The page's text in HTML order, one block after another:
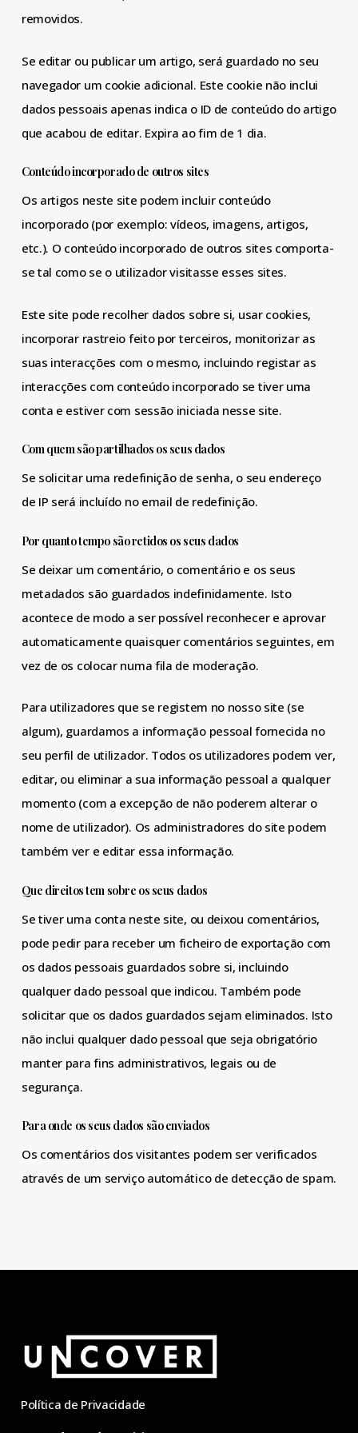
removidos.
Se editar ou publicar um artigo, será guardado no seu
navegador um cookie adicional. Este cookie não inclui
dados pessoais apenas indica o ID de conteúdo do artigo
que acabou de editar. Expira ao fim de 1 dia.
Conteúdo incorporado de outros sites
Os artigos neste site podem incluir conteúdo
incorporado (por exemplo: vídeos, imagens, artigos,
etc.). O conteúdo incorporado de outros sites comporta-
se tal como se o utilizador visitasse esses sites.
Este site pode recolher dados sobre si, usar cookies,
incorporar rastreio feito por terceiros, monitorizar as
suas interacções com o mesmo, incluindo registar as
interacções com conteúdo incorporado se tiver uma
conta e estiver com sessão iniciada nesse site.
Com quem são partilhados os seus dados
Se solicitar uma redefinição de senha, o seu endereço
de IP será incluído no email de redefinição.
Por quanto tempo são retidos os seus dados
Se deixar um comentário, o comentário e os seus
metadados são guardados indefinidamente. Isto
acontece de modo a ser possível reconhecer e aprovar
automaticamente quaisquer comentários seguintes, em
vez de os colocar numa fila de moderação.
Para utilizadores que se registem no nosso site (se
algum), guardamos a informação pessoal fornecida no
seu perfil de utilizador. Todos os utilizadores podem ver,
editar, ou eliminar a sua informação pessoal a qualquer
momento (com a excepção de não poderem alterar o
nome de utilizador). Os administradores do site podem
também ver e editar essa informação.
Que direitos tem sobre os seus dados
Se tiver uma conta neste site, ou deixou comentários,
pode pedir para receber um ficheiro de exportação com
os dados pessoais guardados sobre si, incluindo
qualquer dado pessoal que indicou. Também pode
solicitar que os dados guardados sejam eliminados. Isto
não inclui qualquer dado pessoal que seja obrigatório
manter para fins administrativos, legais ou de
segurança.
Para onde os seus dados são enviados
Os comentários dos visitantes podem ser verificados
através de um serviço automático de detecção de spam.
Política de Privacidade